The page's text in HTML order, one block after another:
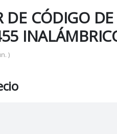
DE CÓDIGO
)